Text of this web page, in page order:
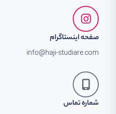
صفحه اینستاگرام
info@haji-studiare.com
شماره تماس